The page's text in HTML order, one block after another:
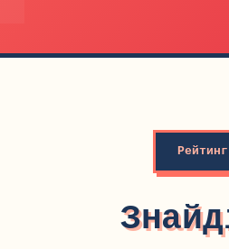
Рейтинг